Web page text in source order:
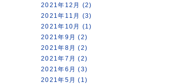
2021年12月 (2)
2021年11月 (3)
2021年10月 (1)
2021年9月 (2)
2021年8月 (2)
2021年7月 (2)
2021年6月 (3)
2021年5月 (1)